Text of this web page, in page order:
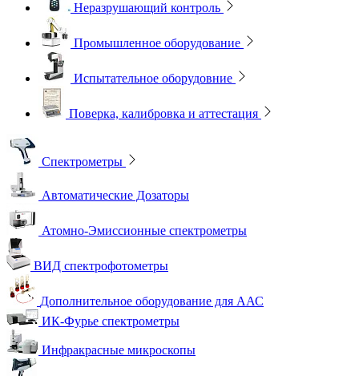
Неразрушающий контроль
Промышленное оборудование
Испытательное оборудовние
Поверка, калибровка и аттестация
Спектрометры
Автоматические Дозаторы
Атомно-Эмиссионные спектрометры
ВИД спектрофотометры
Дополнительное оборудование для ААС
ИК-Фурье спектрометры
Инфракрасные микроскопы